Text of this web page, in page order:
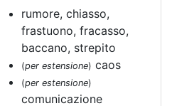
rumore, chiasso,
frastuono, fracasso,
baccano, strepito
(per estensione) caos
(per estensione)
comunicazione